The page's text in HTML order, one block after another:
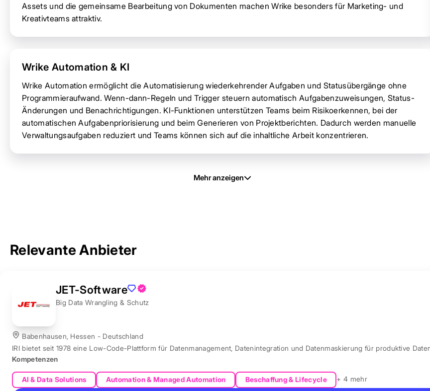
Assets und die gemeinsame Bearbeitung von Dokumenten machen Wrike besonders für Marketing- und
Kreativteams attraktiv.
Wrike Automation & KI
Wrike Automation ermöglicht die Automatisierung wiederkehrender Aufgaben und Statusübergänge ohne
Programmieraufwand. Wenn-dann-Regeln und Trigger steuern automatisch Aufgabenzuweisungen, Status-
Änderungen und Benachrichtigungen. KI-Funktionen unterstützen Teams beim Risikoerkennen, bei der
automatischen Aufgabenpriorisierung und beim Generieren von Projektberichten. Dadurch werden manuelle
Verwaltungsaufgaben reduziert und Teams können sich auf die inhaltliche Arbeit konzentrieren.
Mehr anzeigen
Relevante Anbieter
JET-Software
Big Data Wrangling & Schutz
Babenhausen, Hessen - Deutschland
IRI bietet seit 1978 eine Low-Code-Plattform für Datenmanagement, Datenintegration und Datenmaskierung für produktive
Kompetenzen
AI & Data Solutions Automation & Managed Automation Beschaffung & Lifecycle + 4 mehr